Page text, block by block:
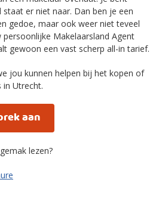
er niet naar. Dan ben je een
gedoe, maar ook weer niet teveel
persoonlijke Makelaarsland Agent
gewoon een vast scherp all-in tarief.
jou kunnen helpen bij het kopen of
in Utrecht.
aan
lezen?